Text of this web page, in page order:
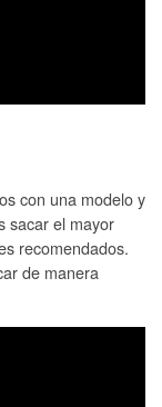
con una modelo y
sacar el mayor
recomendados.
de manera